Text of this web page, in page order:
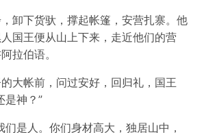
卸下货驮，撑起帐篷，安营扎寨。他
国王便从山上下来，走近他们的营
拉伯语。
大帐前，问过安好，回归礼，国王
是神？”
们是人。你们身材高大，独居山中，